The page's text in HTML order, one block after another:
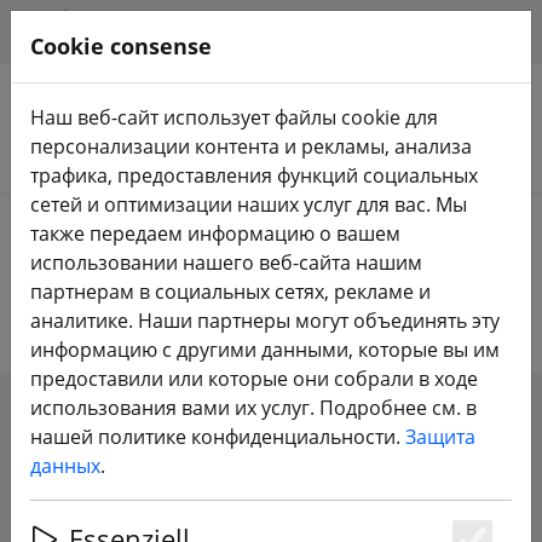
Поиск продуктов
Home Пропеллер 3-дюймовый пропеллер
3-дюймовый пропеллер
SHOW FILTERS
Cookie consense
Наш веб-сайт использует файлы cookie для
персонализации контента и рекламы, анализа
трафика, предоставления функций социальных
сетей и оптимизации наших услуг для вас. Мы
также передаем информацию о вашем
использовании нашего веб-сайта нашим
партнерам в социальных сетях, рекламе и
аналитике. Наши партнеры могут объединять эту
информацию с другими данными, которые вы им
предоставили или которые они собрали в ходе
использования вами их услуг. Подробнее см. в
нашей политике конфиденциальности. Защита
данных.